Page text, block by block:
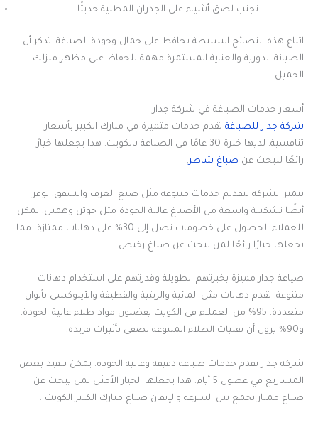
تجنب لصق أشياء على الجدران المطلية حديثًا
اتباع هذه النصائح البسيطة يحافظ على جمال وجودة الصباغة. تذكر أن
الصيانة الدورية والعناية المستمرة مهمة للحفاظ على مظهر منزلك
الجميل.
أسعار خدمات الصباغة في شركة جدار
شركة جدار للصباغة تقدم خدمات متميزة في مبارك الكبير بأسعار
تنافسية. لديها خبرة 30 عامًا في الصباغة بالكويت. هذا يجعلها خيارًا
رائعًا للبحث عن صباغ شاطر.
تتميز الشركة بتقديم خدمات متنوعة مثل صبغ الغرف والشقق. توفر
أيضًا تشكيلة واسعة من الأصباغ عالية الجودة مثل جوتن وهمبل. يمكن
للعملاء الحصول على خصومات تصل إلى 30% على دهانات ممتازة، مما
يجعلها خيارًا رائعًا لمن يبحث عن صباغ رخيص.
صياغة جدار مميزة بخبرتهم الطويلة وقدرتهم على استخدام دهانات
متنوعة. تقدم دهانات مثل المائية والزيتية والقطيفة والآيبوكسي بألوان
متعددة. 95% من العملاء في الكويت يفضلون مواد طلاء عالية الجودة،
و90% يرون أن تقنيات الطلاء المتنوعة تضفي تأثيرات فريدة.
شركة جدار تقدم خدمات صباغة دقيقة وعالية الجودة. يمكن تنفيذ بعض
المشاريع في غضون 5 أيام. هذا يجعلها الخيار الأمثل لمن يبحث عن
صباغ ممتاز يجمع بين السرعة والإتقان صباغ مبارك الكبير الكويت .